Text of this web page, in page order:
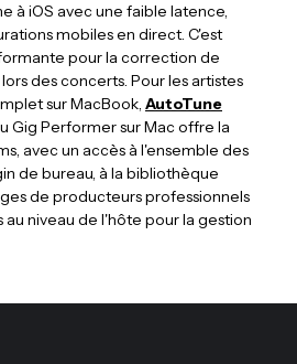
à iOS avec une faible latence,
mobiles en direct. C'est
pour la correction de
des concerts. Pour les artistes
sur MacBook, AutoTune
Gig Performer sur Mac offre la
avec un accès à l'ensemble des
de bureau, à la bibliothèque
de producteurs professionnels
niveau de l'hôte pour la gestion